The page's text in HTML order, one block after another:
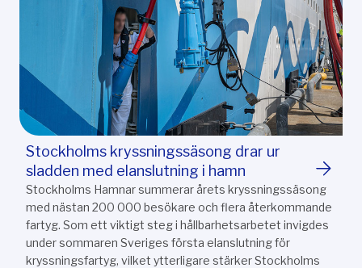
Stockholms kryssningssäsong drar ur
sladden med elanslutning i hamn
Stockholms Hamnar summerar årets kryssningssäsong
med nästan 200 000 besökare och flera återkommande
fartyg. Som ett viktigt steg i hållbarhetsarbetet invigdes
under sommaren Sveriges första elanslutning för
kryssningsfartyg, vilket ytterligare stärker Stockholms